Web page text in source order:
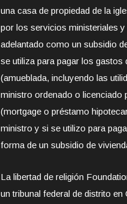
una casa de propiedad de la
por los servicios ministeriales
adelantado como un subsidio
se utiliza para pagar los gastos
(amueblada, incluyendo las
ministro ordenado o licenciado
(mortgage o préstamo
ministro y si se utilizo para
forma de un subsidio de
La libertad de religión
un tribunal federal de distrito